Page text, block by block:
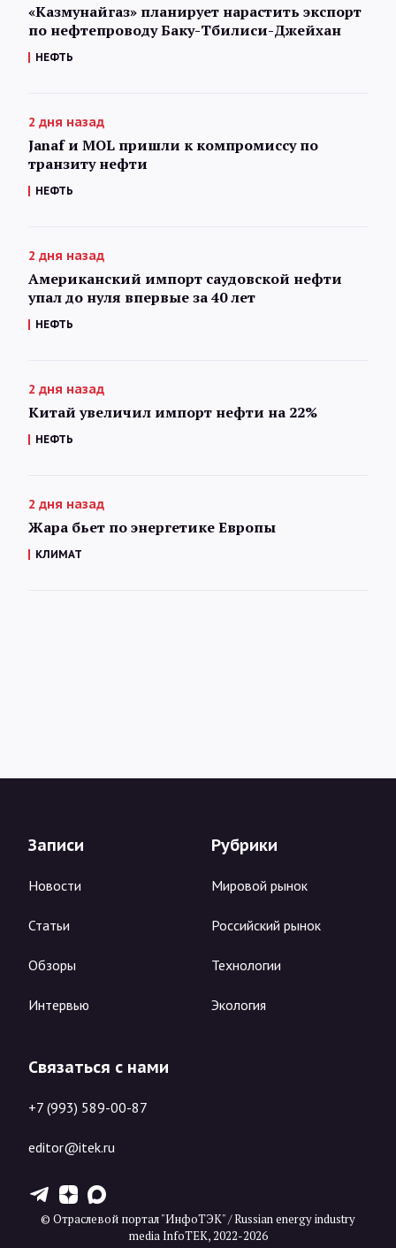
«Казмунайгаз» планирует нарастить экспорт
по нефтепроводу Баку-Тбилиси-Джейхан
НЕФТЬ
2 дня назад
Janaf и MOL пришли к компромиссу по
транзиту нефти
НЕФТЬ
2 дня назад
Американский импорт саудовской нефти
упал до нуля впервые за 40 лет
НЕФТЬ
2 дня назад
Китай увеличил импорт нефти на 22%
НЕФТЬ
2 дня назад
Жара бьет по энергетике Европы
КЛИМАТ
Записи
Новости
Статьи
Обзоры
Интервью
Рубрики
Мировой рынок
Российский рынок
Технологии
Экология
Связаться с нами
+7 (993) 589-00-87
editor@itek.ru
T Z X
© Отраслевой портал "ИнфоТЭК" / Russian energy industry
media InfoTEK, 2022-2026